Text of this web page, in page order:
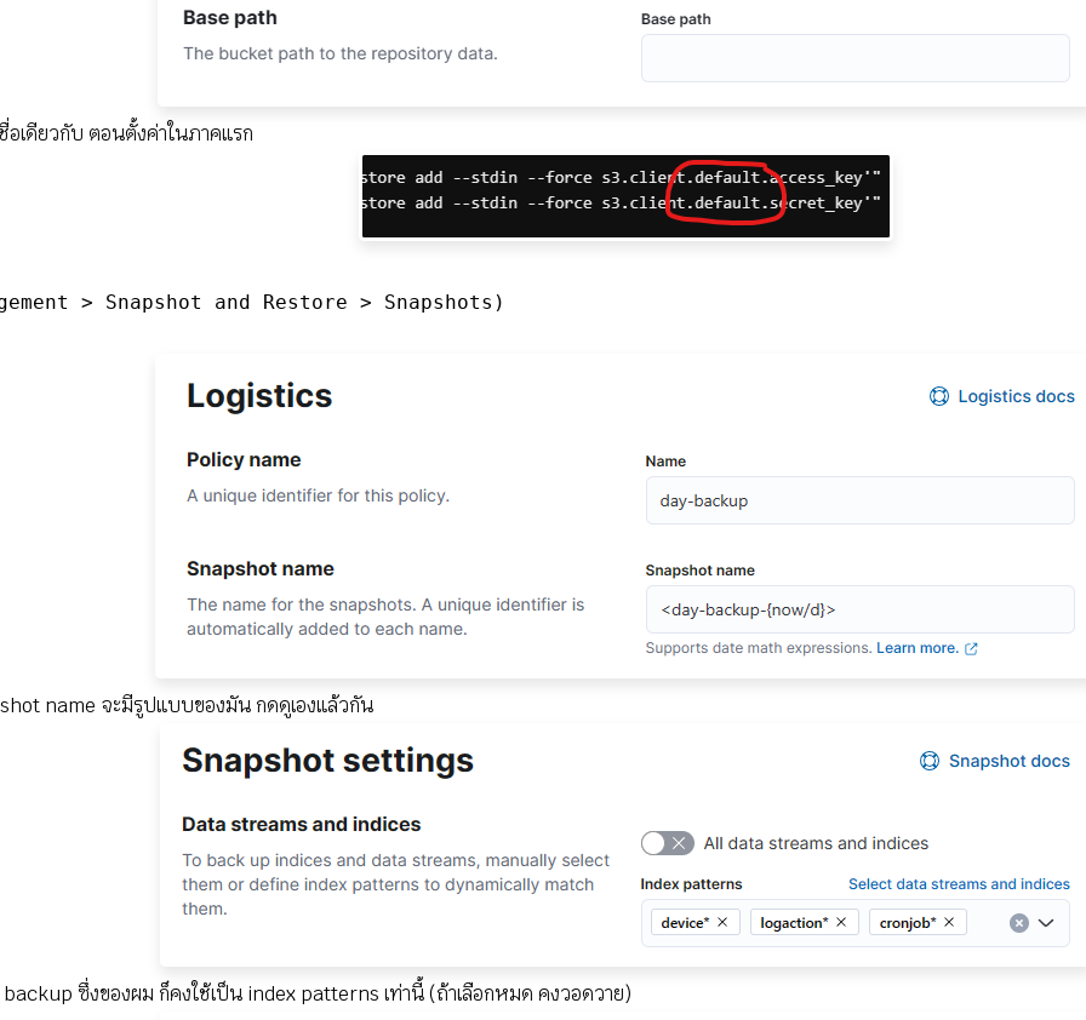
เดียวกับ ตอนตั้งค่าในภาคแรก
> Snapshot and Restore > Snapshots)
name จะมีรูปแบบของมัน กดดูเองแล้วกัน
ซึ่งของผม ก็คงใช้เป็น index patterns เท่านี้ (ถ้าเลือกหมด คงวอดวาย)